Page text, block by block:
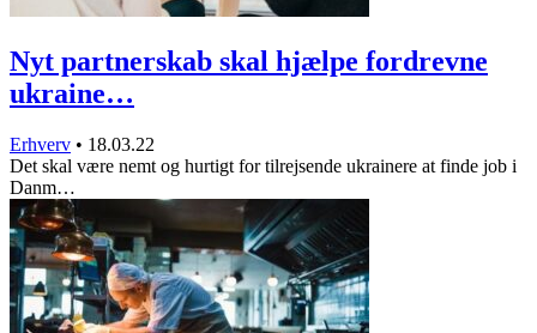
Nyt partnerskab skal hjælpe fordrevne
ukraine…
Erhverv • 18.03.22
Det skal være nemt og hurtigt for tilrejsende ukrainere at finde job i
Danm…